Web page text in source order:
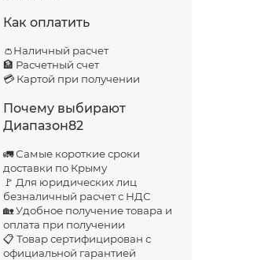
Как оплатить
👛Наличный расчет
🏦 Расчетный счет
💳 Картой при получении
Почему выбирают
Диапазон82
🚛 Самые короткие сроки
доставки по Крыму
🚩 Для юридических лиц
безналичный расчет с НДС
🏡 Удобное получение товара и
оплата при получении
📋 Товар сертифицирован с
официальной гарантией